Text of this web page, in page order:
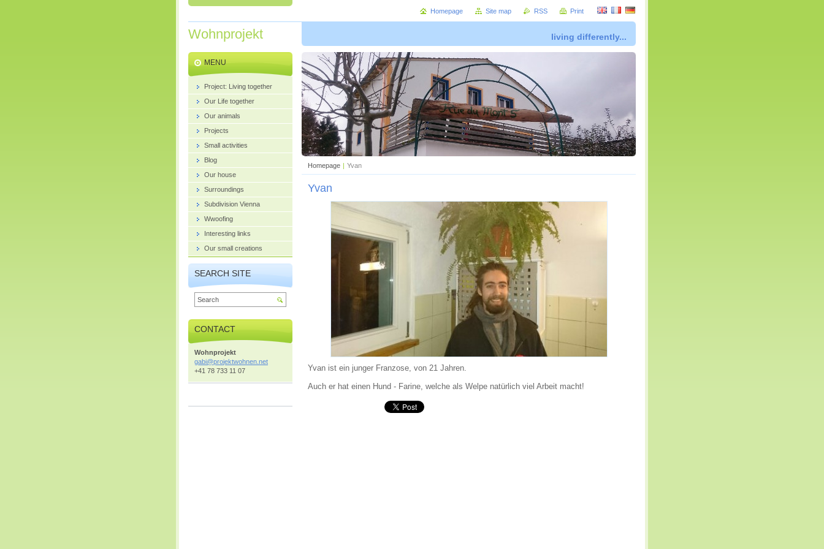
Wohnprojekt living differently...
Homepage | Yvan
Yvan
Yvan ist ein junger Franzose, von 21 Jahren.
Auch er hat einen Hund - Farine, welche als Welpe natürlich viel Arbeit macht!
MENU
Project: Living together
Our Life together
Our animals
Projects
Small activities
Blog
Our house
Surroundings
Subdivision Vienna
Wwoofing
Interesting links
Our small creations
SEARCH SITE
CONTACT
Wohnprojekt
gabi@projektwohnen.net
+41 78 733 11 07
Homepage Site map RSS Print